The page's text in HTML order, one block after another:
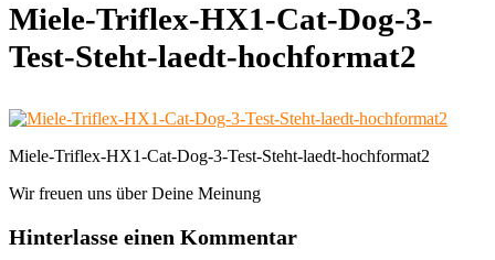
Miele-Triflex-HX1-Cat-Dog-3-
Test-Steht-laedt-hochformat2
Miele-Triflex-HX1-Cat-Dog-3-Test-Steht-laedt-hochformat2
Wir freuen uns über Deine Meinung
Hinterlasse einen Kommentar